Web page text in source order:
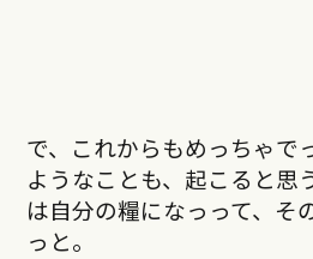
で、これからもめっちゃで
ようなことも、起こると思
は自分の糧になっって、そ
っと。